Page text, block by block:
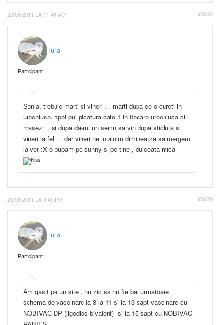
20/06/2011 LA 11:46 AM #3640
iulia
Participant
Sonia, trebuie marti si vineri … marti dupa ce o cureti in
urechiuse, apoi pui picatura cate 1 in fiecare urechiusa si
masezi , si dupa da-mi un semn sa vin dupa sticluta si
vineri la fel … dar vineri ne intalnim dimineatza sa mergem
la vet :X o pupam pe sunny si pe tine , dulceata mica
23/06/2011 LA 3:45 PM #3679
iulia
Participant
Am gasit pe un site , nu zic sa nu fie bai urmatoare
schema de vaccinare la 8 la 11 si la 13 sapt vaccinare cu
NOBIVAC DP (jigodios bivalent) si la 15 sapt cu NOBIVAC